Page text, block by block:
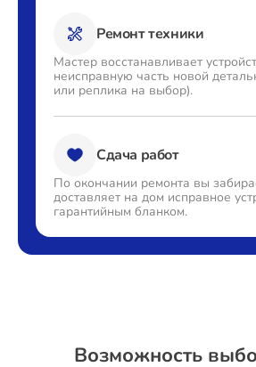
Ремонт техники
Мастер восстанавливает
неисправную часть новой
или реплика на выбор).
Сдача работ
По окончании ремонта вы
доставляет на дом исправное
гарантийным бланком.
Возможность